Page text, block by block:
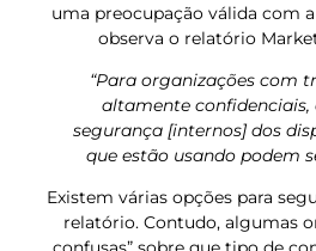
uma preocupação válida com
observa o relatório
“Para organizações com
altamente confidenciais,
segurança [internos] dos
que estão usando podem
Existem várias opções para
relatório. Contudo, algumas